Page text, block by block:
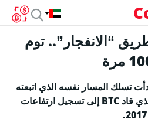
“الانفجار”.. توم
تسلك المسار نفسه الذي اتبعته
بيتكوين سابقًا، وهو المسار الذي قاد BTC إلى تسجيل ارتفاعات